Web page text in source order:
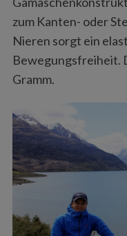
zum Kanten- oder
Nieren sorgt ein
Bewegungsfreiheit.
Gramm.